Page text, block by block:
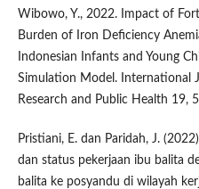
Wibowo, Y., 2022. Impact of
Burden of Iron Deficiency
Indonesian Infants and Young
Simulation Model. International
Research and Public Health 19,
Pristiani, E. dan Paridah, J.
dan status pekerjaan ibu balita
balita ke posyandu di wilayah